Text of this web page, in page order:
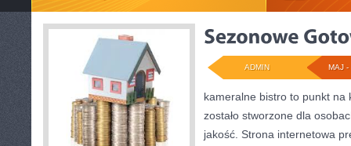
MAJ -
ADMIN
kameralne bistro to punkt na
zostało stworzone dla
jakość. Strona internetowa